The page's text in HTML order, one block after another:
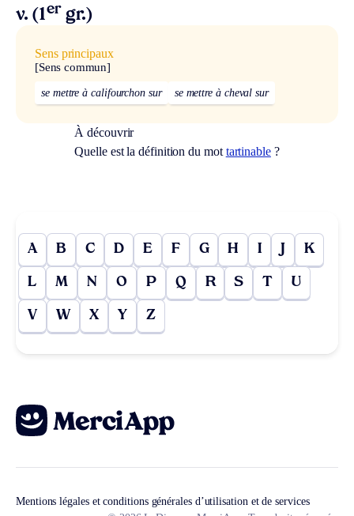
v. (1er gr.)
Sens principaux
[Sens commun]
se mettre à califourchon sur se mettre à cheval sur
À découvrir
Quelle est la définition du mot tartinable?
A B C D E F G H I J K
L M N O P Q R S T U
V W X Y Z
Mentions légales et conditions générales d’utilisation et de services